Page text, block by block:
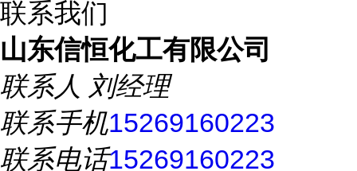
联系我们
山东信恒化工有限公司
联系人 刘经理
联系手机15269160223
联系电话15269160223